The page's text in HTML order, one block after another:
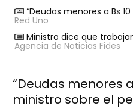
“Deudas menores a Bs
Red Uno
Ministro dice que
Agencia de Noticias Fides
“Deudas menores
ministro sobre el